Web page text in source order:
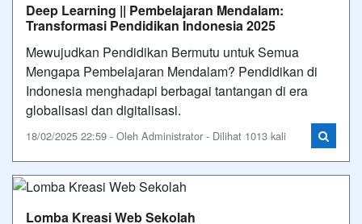
Deep Learning || Pembelajaran Mendalam:
Transformasi Pendidikan Indonesia 2025
Mewujudkan Pendidikan Bermutu untuk Semua
Mengapa Pembelajaran Mendalam? Pendidikan di
Indonesia menghadapi berbagai tantangan di era
globalisasi dan digitalisasi.
18/02/2025 22:59 - Oleh Administrator - Dilihat 1013 kali
Lomba Kreasi Web Sekolah